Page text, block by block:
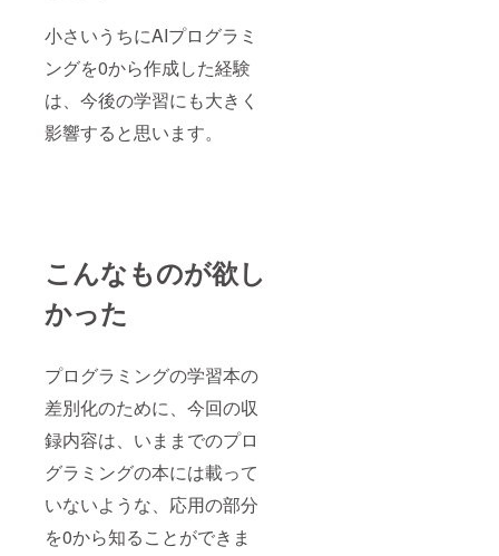
小さいうちにAIプログラミ
ングを0から作成した経験
は、今後の学習にも大きく
影響すると思います。
こんなものが欲し
かった
プログラミングの学習本の
差別化のために、今回の収
録内容は、いままでのプロ
グラミングの本には載って
いないような、応用の部分
を0から知ることができま